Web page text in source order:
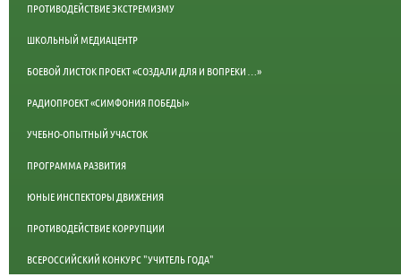
ПРОТИВОДЕЙСТВИЕ ЭКСТРЕМИЗМУ
ШКОЛЬНЫЙ МЕДИАЦЕНТР
БОЕВОЙ ЛИСТОК ПРОЕКТ «СОЗДАЛИ ДЛЯ И ВОПРЕКИ …»
РАДИОПРОЕКТ «СИМФОНИЯ ПОБЕДЫ»
УЧЕБНО-ОПЫТНЫЙ УЧАСТОК
ПРОГРАММА РАЗВИТИЯ
ЮНЫЕ ИНСПЕКТОРЫ ДВИЖЕНИЯ
ПРОТИВОДЕЙСТВИЕ КОРРУПЦИИ
ВСЕРОССИЙСКИЙ КОНКУРС "УЧИТЕЛЬ ГОДА"